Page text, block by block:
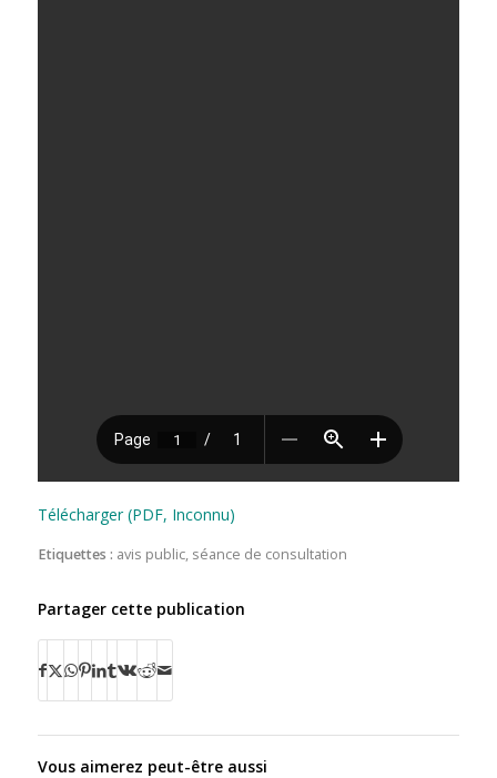
Télécharger (PDF, Inconnu)
Etiquettes : avis public, séance de consultation
Partager cette publication
Vous aimerez peut-être aussi